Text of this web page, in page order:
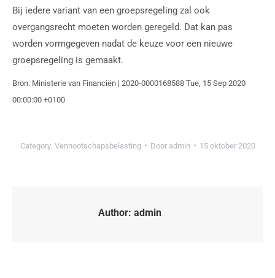
Bij iedere variant van een groepsregeling zal ook
overgangsrecht moeten worden geregeld. Dat kan pas
worden vormgegeven nadat de keuze voor een nieuwe
groepsregeling is gemaakt.
Bron: Ministerie van Financiën | 2020-0000168588 Tue, 15 Sep 2020
00:00:00 +0100
Category: Vennootschapsbelasting Door admin 15 oktober 2020
Author: admin